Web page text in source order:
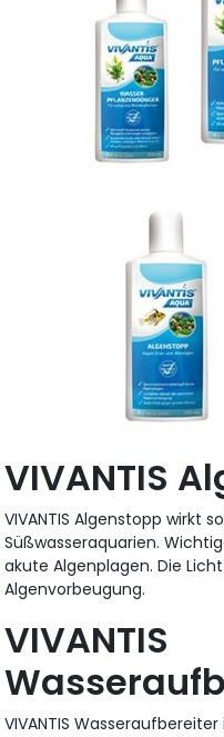
VIVANTIS
VIVANTIS Algenstopp wirkt
Süßwasseraquarien.
akute Algenplagen. Die
Algenvorbeugung.
VIVANTIS
VIVANTIS